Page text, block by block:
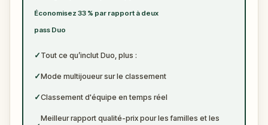
Économisez 33 % par rapport à deux
pass Duo
✓ Tout ce qu’inclut Duo, plus :
✓Mode multijoueur sur le classement
✓Classement d'équipe en temps réel
Meilleur rapport qualité-prix pour les familles et les